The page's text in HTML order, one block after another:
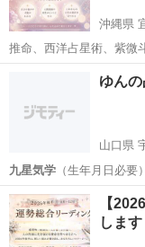
沖縄県
推命、西洋占星術、紫微
すが、この中に数秘…
宜野湾市
ゆん
山口県
九星気学（生年月日必要
山口 宇部市
【
します